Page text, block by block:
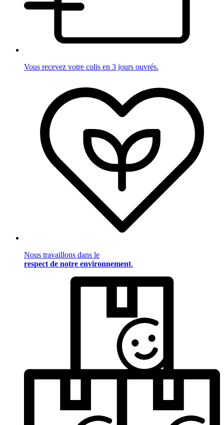
Vous recevez votre colis en 3 jours ouvrés.
Nous travaillons dans le
respect de notre environnement.